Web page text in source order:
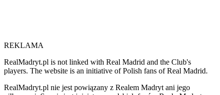
REKLAMA
RealMadryt.pl is not linked with Real Madrid and the Club's
players. The website is an initiative of Polish fans of Real Madrid.
RealMadryt.pl nie jest powiązany z Realem Madryt ani jego